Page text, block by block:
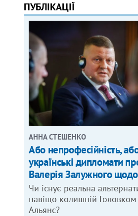
ПУБЛІКАЦІЇ
АННА СТЕШЕНКО
Або непрофесійність,
українські дипломати
Валерія Залужного
Чи існує реальна
навіщо колишній
Альянс?